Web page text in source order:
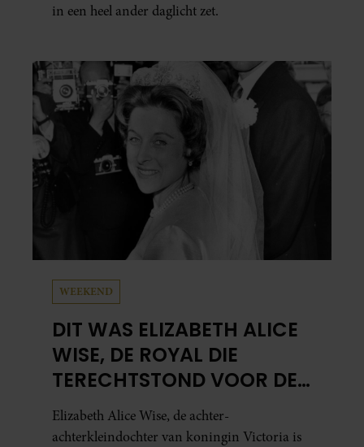
in een heel ander daglicht zet.
WEEKEND
DIT WAS ELIZABETH ALICE
WISE, DE ROYAL DIE
TERECHTSTOND VOOR DE
DOOD VAN HAAR BABY
Elizabeth Alice Wise, de achter-
achterkleindochter van koningin Victoria is